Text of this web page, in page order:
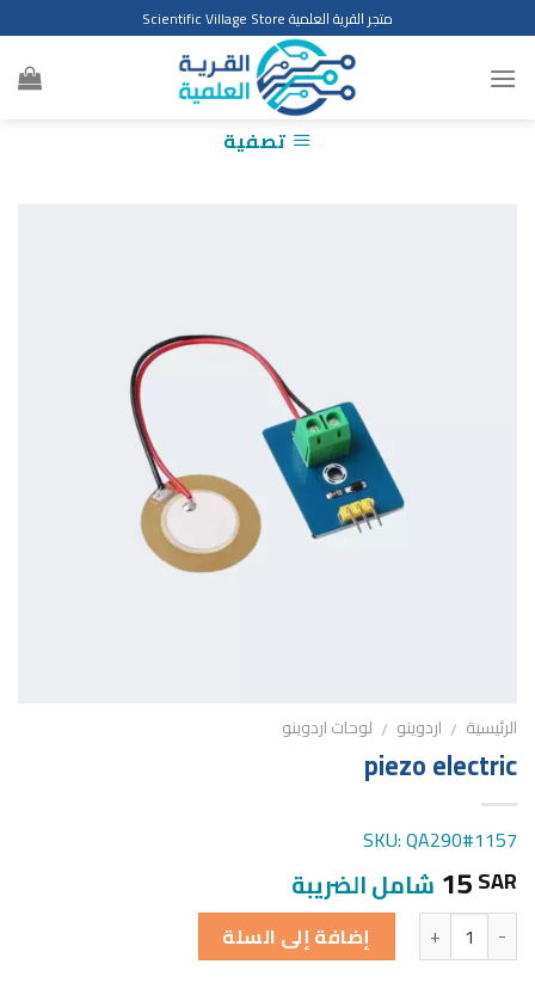
to
content
متجر القرية العلمية Scientific Village Store
تصفية
الرئيسية / اردوينو / لوحات اردوينو
piezo electric
SKU: QA290#1157
15SAR شامل الضريبة
الكمية إضافة إلى السلة